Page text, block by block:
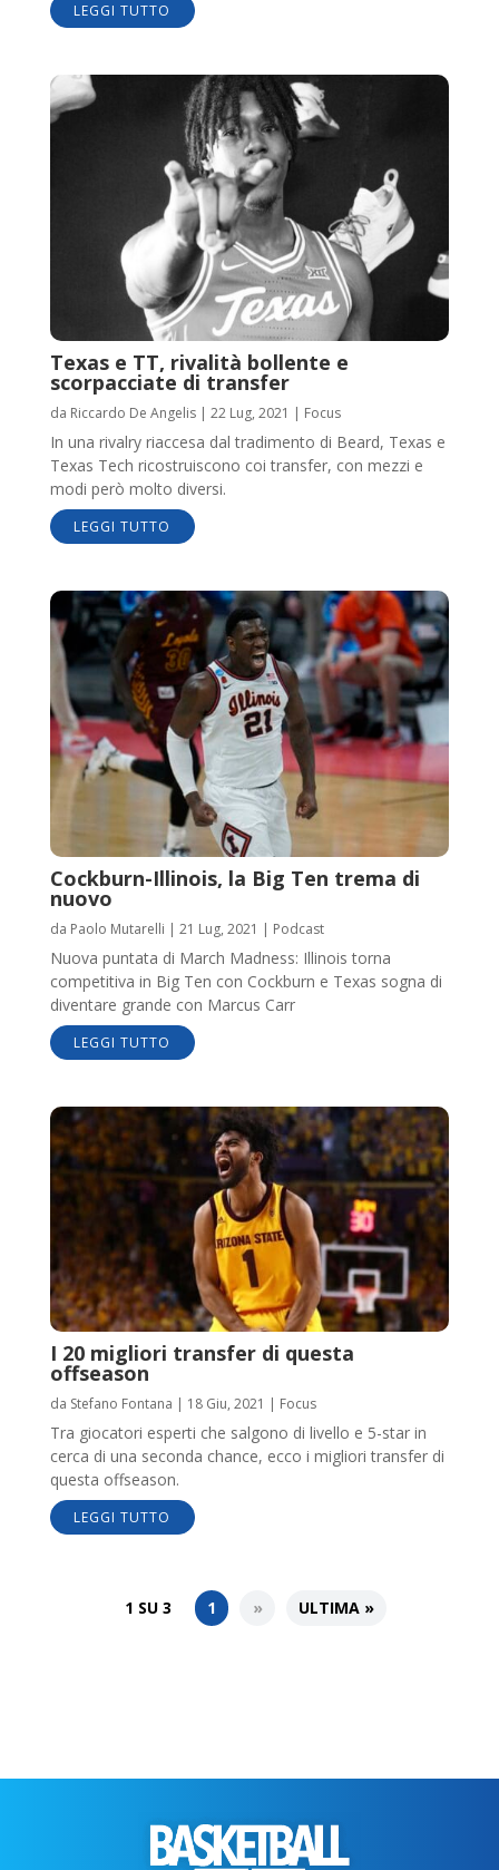
LEGGI TUTTO
Texas e TT, rivalità bollente e
scorpacciate di transfer
da Riccardo De Angelis| 22 Lug, 2021 | Focus
In una rivalry riaccesa dal tradimento di Beard, Texas e
Texas Tech ricostruiscono coi transfer, con mezzi e
modi però molto diversi.
LEGGI TUTTO
Cockburn-Illinois, la Big Ten trema di
nuovo
da Paolo Mutarelli | 21 Lug, 2021 | Podcast
Nuova puntata di March Madness: Illinois torna
competitiva in Big Ten con Cockburn e Texas sogna di
diventare grande con Marcus Carr
LEGGI TUTTO
I 20 migliori transfer di questa
offseason
da Stefano Fontana | 18 Giu, 2021 | Focus
Tra giocatori esperti che salgono di livello e 5-star in
cerca di una seconda chance, ecco i migliori transfer di
questa offseason.
LEGGI TUTTO
1 SU 3 1 » ULTIMA »